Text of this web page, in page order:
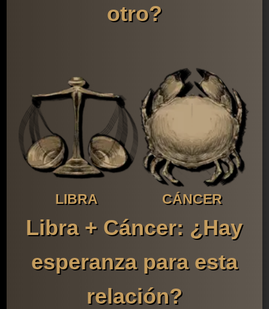
otro?
LIBRA CÁNCER
Libra + Cáncer: ¿Hay
esperanza para esta
relación?